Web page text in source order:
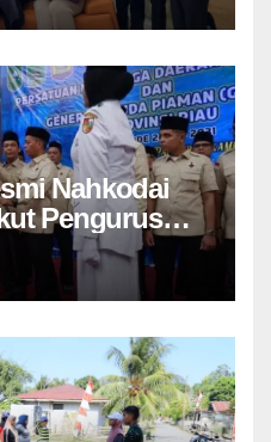
Nahkodai
Pengurus